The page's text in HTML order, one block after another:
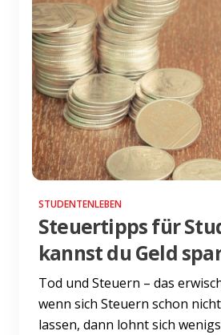
STUDENTENLEBEN
Steuertipps für
kannst du Geld
Tod und Steuern – das
wenn sich Steuern schon
lassen, dann lohnt sich